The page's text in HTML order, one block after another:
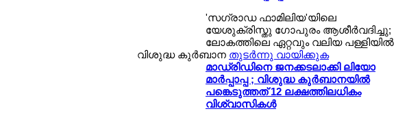
'സഗ്രാഡ ഫാമിലിയ'യിലെ
യേശുക്രിസ്തു ഗോപുരം ആശീര്‍വദിച്ചു;
ലോകത്തിലെ ഏറ്റവും വലിയ പള്ളിയില്‍
വിശുദ്ധ കുര്‍ബാന തുടര്‍ന്നു വായിക്കുക
മാഡ്രിഡിനെ ജനക്കടലാക്കി ലിയോ
മാര്‍പ്പാപ്പ ; വിശുദ്ധ കുര്‍ബാനയില്‍
പങ്കെടുത്തത് 12 ലക്ഷത്തിലധികം
വിശ്വാസികള്‍